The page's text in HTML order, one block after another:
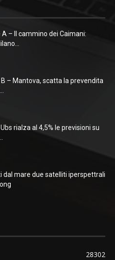
A – Il cammino dei Caimani:
B – Mantova, scatta la prevendita
rialza al 4,5% le previsioni su
dal mare due satelliti iperspettrali
28302